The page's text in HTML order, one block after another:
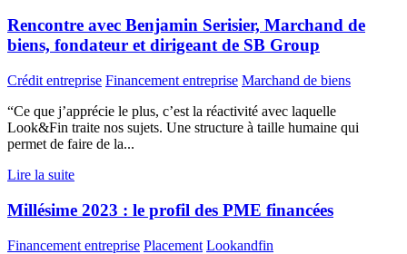
Rencontre avec Benjamin Serisier, Marchand de
biens, fondateur et dirigeant de SB Group
Crédit entreprise Financement entreprise Marchand de biens
“Ce que j’apprécie le plus, c’est la réactivité avec laquelle
Look&Fin traite nos sujets. Une structure à taille humaine qui
permet de faire de la...
Lire la suite
Millésime 2023 : le profil des PME financées
Financement entreprise Placement Lookandfin